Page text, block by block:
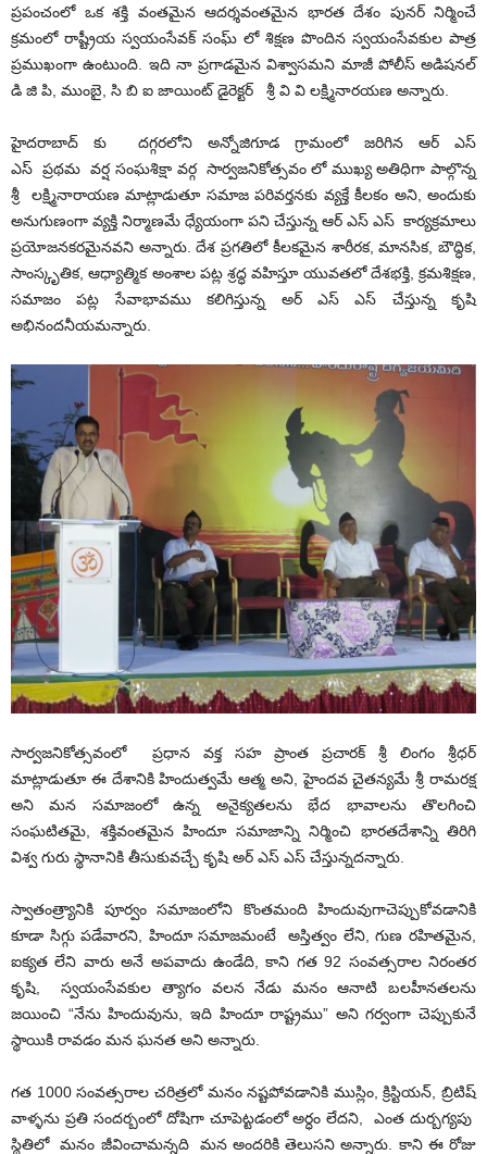
ప్రపంచంలో ఒక శక్తి వంతమైన ఆదర్శవంతమైన భారత దేశం పునర్ నిర్మించే
క్రమంలో రాష్ట్రీయ స్వయంసేవక్ సంఘ్ లో శిక్షణ పొందిన స్వయంసేవకుల పాత్ర
ప్రముఖంగా ఉంటుంది. ఇది నా ప్రగాడమైన విశ్వాసమని మాజీ పోలీస్ అడిషనల్
డి జి పి, ముంబై, సి బి ఐ జాయింట్ డైరెక్టర్ శ్రీ వి వి లక్ష్మినారయణ అన్నారు.
హైదరాబాద్ కు దగ్గరలోని అన్నోజిగూడ గ్రామంలో జరిగిన ఆర్ ఎస్
ఎస్ప్రథమ వర్షసంఘశిక్షా వర్గ సార్వజనికోత్సవం లో ముఖ్య అతిధిగా పాల్గొన్న
శ్రీ లక్ష్మినారాయణ మాట్లాడుతూ సమాజ పరివర్తనకు వ్యక్తే కీలకం అని, అందుకు
అనుగుణంగా వ్యక్తి నిర్మాణమే ధ్యేయంగా పని చేస్తున్న ఆర్ ఎస్ ఎస్ కార్యక్రమాలు
ప్రయోజనకరమైనవని అన్నారు. దేశ ప్రగతిలో కీలకమైన శారీరక, మానసిక, బౌద్ధిక,
సాంస్కృతిక, ఆధ్యాత్మిక అంశాల పట్ల శ్రద్ధ వహిస్తూ యువతలో దేశభక్తి, క్రమశిక్షణ,
సమాజం పట్ల సేవాభావము కలిగిస్తున్న అర్ ఎస్ ఎస్ చేస్తున్న కృషి
అభినందనీయమన్నారు.
సార్వజనికోత్సవంలో ప్రధాన వక్త సహ ప్రాంత ప్రచారక్ శ్రీ లింగం శ్రీధర్
మాట్లాడుతూ ఈ దేశానికి హిందుత్వమే ఆత్మ అని, హైందవ చైతన్యమే శ్రీ రామరక్ష
అని మన సమాజంలో ఉన్న అనైక్యతలను భేద భావాలను తొలగించి
సంఘటితమై, శక్తివంతమైన హిందూ సమాజాన్ని నిర్మించి భారతదేశాన్ని తిరిగి
విశ్వ గురు స్థానానికి తీసుకువచ్చే కృషి అర్ ఎస్ ఎస్ చేస్తున్నదన్నారు.
స్వాతంత్ర్యానికి పూర్వం సమాజంలోని కొంతమంది హిందువుగాచెప్పుకోవడానికి
కూడా సిగ్గు పడేవారని, హిందూ సమాజమంటే అస్తిత్వం లేని, గుణ రహితమైన,
ఐక్యత లేని వారు అనే అపవాదు ఉండేది, కాని గత 92 సంవత్సరాల నిరంతర
కృషి, స్వయంసేవకుల త్యాగం వలన నేడు మనం ఆనాటి బలహీనతలను
జయించి “నేను హిందువును, ఇది హిందూ రాష్ట్రము” అని గర్వంగా చెప్పుకునే
స్థాయికి రావడం మన ఘనత అని అన్నారు.
గత 1000 సంవత్సరాల చరిత్రలో మనం నష్టపోవడానికి ముస్లిం, క్రిస్టియన్, బ్రిటిష్
వాళ్ళను ప్రతి సందర్బంలో దోషిగా చూపెట్టడంలో అర్ధం లేదని, ఎంత దుర్బగ్యపు
స్థితిలో మనం జీవించామన్నది మన అందరికి తెలుసని అన్నారు . కాని ఈ రోజు